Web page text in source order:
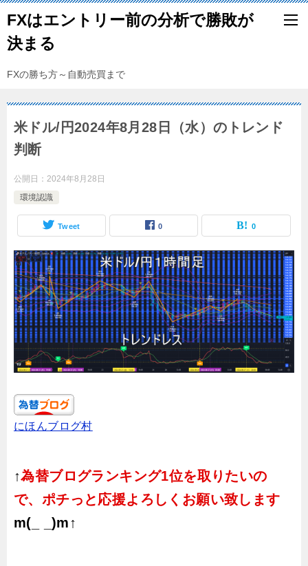
FXはエントリー前の分析で勝敗が
決まる
FXの勝ち方～自動売買まで
米ドル/円2024年8月28日（水）のトレンド
判断
公開日： 2024年8月28日
環境認識
Tweet 0 0
にほんブログ村
↑為替ブログランキング1位を取りたいの
で、ポチっと応援よろしくお願い致します
m(_ _)m↑